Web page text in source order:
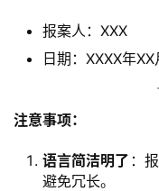
报案人：XXX
日期：XXXX年XX
注意事项：
语言简洁明了 ：
避免冗长。